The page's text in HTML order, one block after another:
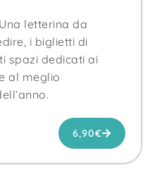
letterina da
i biglietti di
spazi dedicati ai
al meglio
6,90€